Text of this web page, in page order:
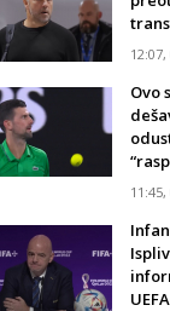
Ovo
UEFA